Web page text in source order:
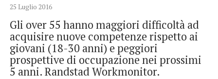
25 Luglio 2016
Gli over 55 hanno maggiori difficoltà ad
acquisire nuove competenze rispetto ai
giovani (18-30 anni) e peggiori
prospettive di occupazione nei prossimi
5 anni. Randstad Workmonitor.